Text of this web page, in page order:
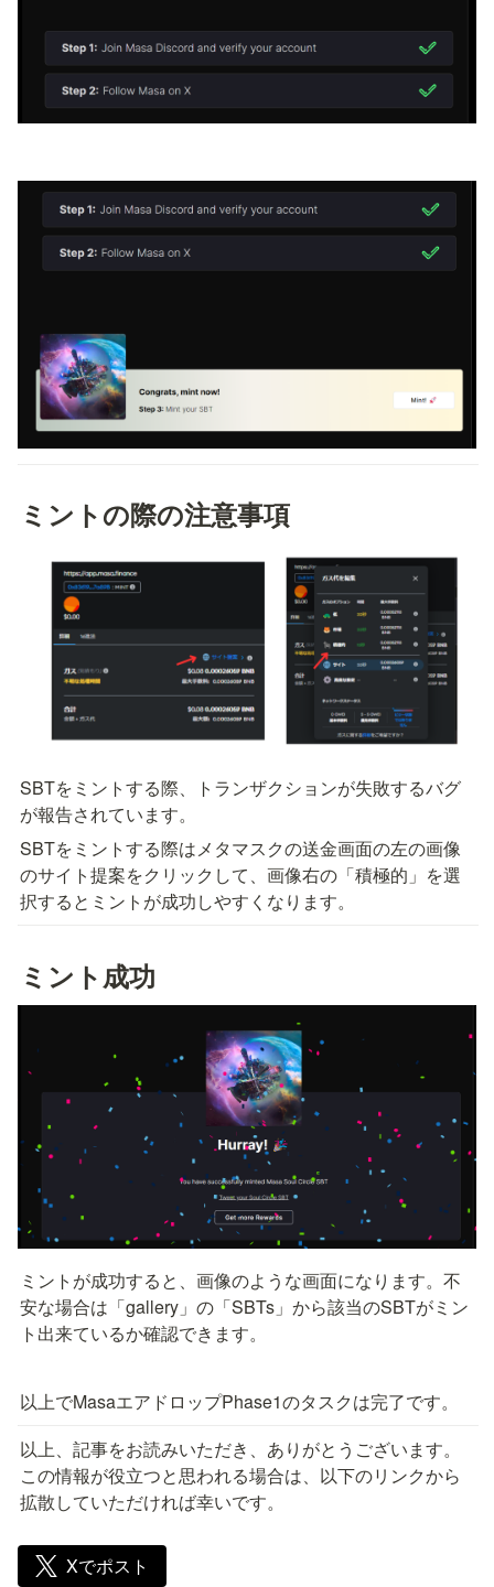
ミントの際の注意事項
SBTをミントする際、トランザクションが失敗するバグ
が報告されています。
SBTをミントする際はメタマスクの送金画面の左の画像
のサイト提案をクリックして、画像右の「積極的」を選
択するとミントが成功しやすくなります。
ミント成功
ミントが成功すると、画像のような画面になります。不
安な場合は「gallery」の「SBTs」から該当のSBTがミン
ト出来ているか確認できます。
以上でMasaエアドロップPhase1のタスクは完了です。
以上、記事をお読みいただき、ありがとうございます。
この情報が役立つと思われる場合は、以下のリンクから
拡散していただければ幸いです。
Xでポスト